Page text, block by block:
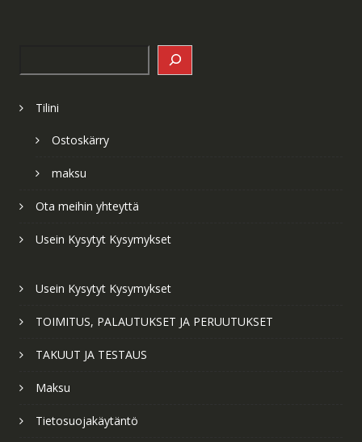
Tilini
Ostoskärry
maksu
Ota meihin yhteyttä
Usein Kysytyt Kysymykset
Usein Kysytyt Kysymykset
TOIMITUS, PALAUTUKSET JA PERUUTUKSET
TAKUUT JA TESTAUS
Maksu
Tietosuojakäytäntö